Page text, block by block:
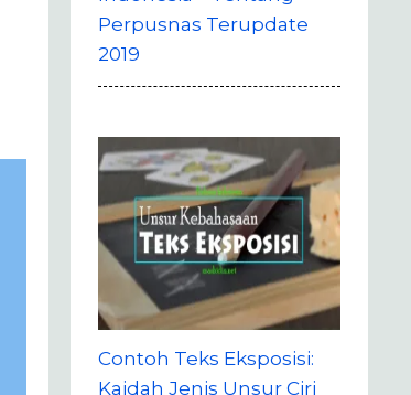
Perpusnas Terupdate
2019
Contoh Teks Eksposisi:
Kaidah Jenis Unsur Ciri